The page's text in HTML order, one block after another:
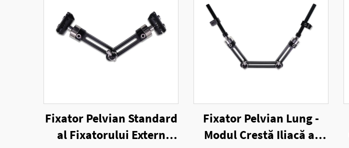
Fixator Pelvian Standard
al Fixatorului Extern
Fixator Pelvian Lung -
Modul Crestă Iliacă al